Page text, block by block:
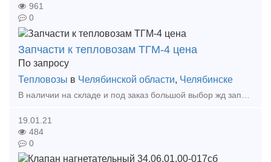
961
0
Запчасти к тепловозам ТГМ-4 цена
По запросу
Тепловозы в Челябинской области, Челябинске
19.01.21
484
0